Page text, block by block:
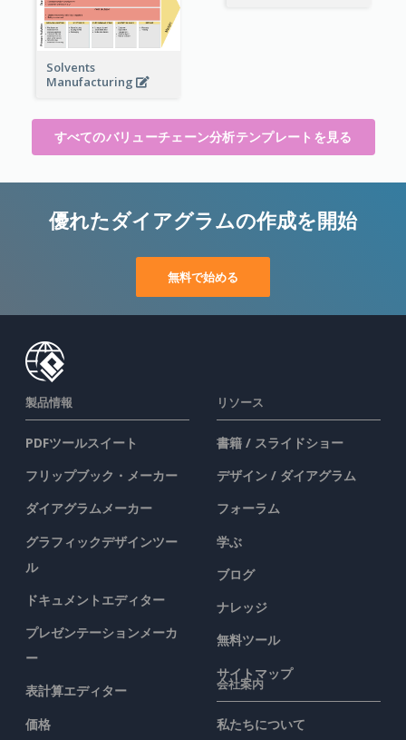
Solvents
Manufacturing
すべてのバリューチェーン分析テンプレートを見る
優れたダイアグラムの作成を開始
無料で始める
製品情報
PDFツールスイート
フリップブック・メーカー
ダイアグラムメーカー
グラフィックデザインツー
ル
ドキュメントエディター
プレゼンテーションメーカ
ー
表計算エディター
価格
リソース
書籍 / スライドショー
デザイン / ダイアグラム
フォーラム
学ぶ
ブログ
ナレッジ
無料ツール
サイトマップ
会社案内
私たちについて